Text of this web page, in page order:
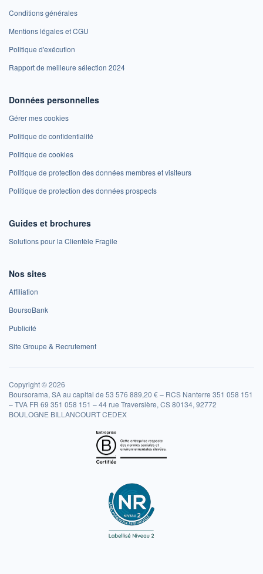
Conditions générales
Mentions légales et CGU
Politique d'exécution
Rapport de meilleure sélection 2024
Données personnelles
Gérer mes cookies
Politique de confidentialité
Politique de cookies
Politique de protection des données membres et visiteurs
Politique de protection des données prospects
Guides et brochures
Solutions pour la Clientèle Fragile
Nos sites
Affiliation
BoursoBank
Publicité
Site Groupe & Recrutement
Copyright © 2026
Boursorama, SA au capital de 53 576 889,20 € – RCS Nanterre 351 058 151
– TVA FR 69 351 058 151 – 44 rue Traversière, CS 80134, 92772
BOULOGNE BILLANCOURT CEDEX